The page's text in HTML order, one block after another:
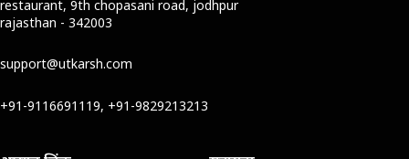
restaurant, 9th chopasani road, jodhpur
rajasthan - 342003
support@utkarsh.com
+91-9116691119, +91-9829213213